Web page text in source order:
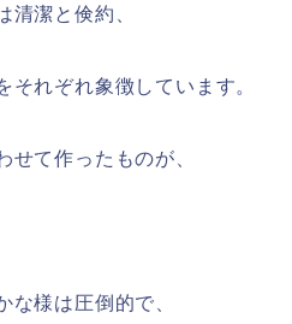
清潔と倹約、
それぞれ象徴しています。
せて作ったものが、
な様は圧倒的で、